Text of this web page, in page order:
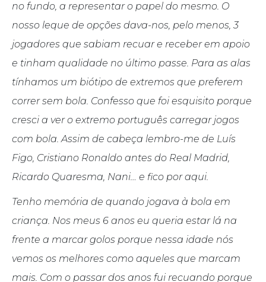
no fundo, a representar o papel do mesmo. O
nosso leque de opções dava-nos, pelo menos, 3
jogadores que sabiam recuar e receber em apoio
e tinham qualidade no último passe. Para as alas
tínhamos um biótipo de extremos que preferem
correr sem bola. Confesso que foi esquisito porque
cresci a ver o extremo português carregar jogos
com bola. Assim de cabeça lembro-me de Luís
Figo, Cristiano Ronaldo antes do Real Madrid,
Ricardo Quaresma, Nani… e fico por aqui.
Tenho memória de quando jogava à bola em
criança. Nos meus 6 anos eu queria estar lá na
frente a marcar golos porque nessa idade nós
vemos os melhores como aqueles que marcam
mais. Com o passar dos anos fui recuando porque